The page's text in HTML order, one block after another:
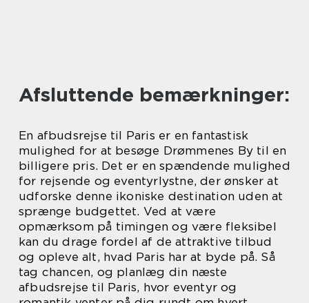
Afsluttende bemærkninger:
En afbudsrejse til Paris er en fantastisk
mulighed for at besøge Drømmenes By til en
billigere pris. Det er en spændende mulighed
for rejsende og eventyrlystne, der ønsker at
udforske denne ikoniske destination uden at
sprænge budgettet. Ved at være
opmærksom på timingen og være fleksibel
kan du drage fordel af de attraktive tilbud
og opleve alt, hvad Paris har at byde på. Så
tag chancen, og planlæg din næste
afbudsrejse til Paris, hvor eventyr og